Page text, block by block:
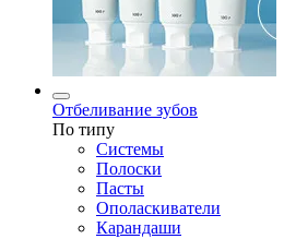
Отбеливание зубов
По типу
Системы
Полоски
Пасты
Ополаскиватели
Карандаши